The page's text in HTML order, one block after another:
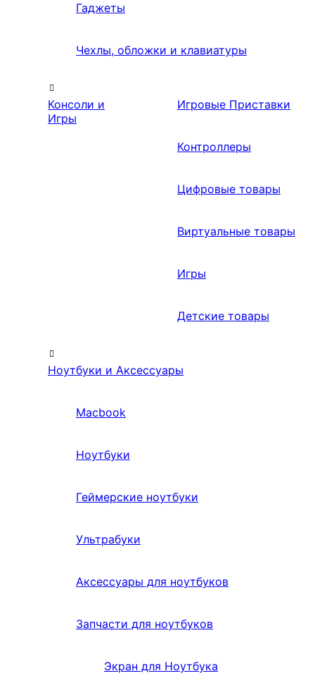
Гаджеты
Чехлы, обложки и клавиатуры
Консоли и
Игры
Игровые Приставки
Контроллеры
Цифровые товары
Виртуальные товары
Игры
Детские товары
Ноутбуки и Аксессуары
Macbook
Ноутбуки
Геймерские ноутбуки
Ультрабуки
Аксессуары для ноутбуков
Запчасти для ноутбуков
Экран для Ноутбука